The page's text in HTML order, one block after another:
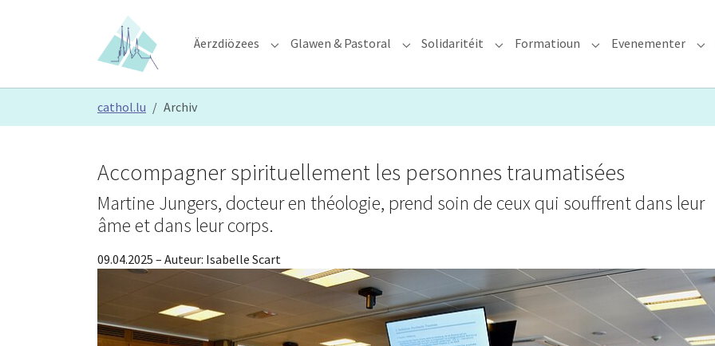
Äerzdiözees Submenu for "Äerzdiözees"
Glawen & Pastoral Submenu for "Glawen & Pastoral"
Solidaritéit Submenu for "Solidaritéit"
Formatioun Submenu for
Evenementer
cathol.lu Archiv
Accompagner spirituellement les personnes traumatisées
Martine Jungers, docteur en théologie, prend soin de ceux qui souffrent dans leur
âme et dans leur corps.
09.04.2025 – Auteur: Isabelle Scart